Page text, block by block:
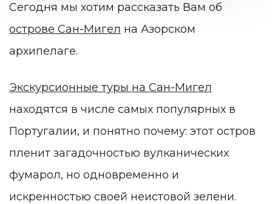
Сегодня мы хотим рассказать Вам об
острове Сан-Мигел на Азорском
архипелаге.
Экскурсионные туры на Сан-Мигел
находятся в числе самых популярных в
Португалии, и понятно почему: этот остров
пленит загадочностью вулканических
фумарол, но одновременно и
искренностью своей неистовой зелени.